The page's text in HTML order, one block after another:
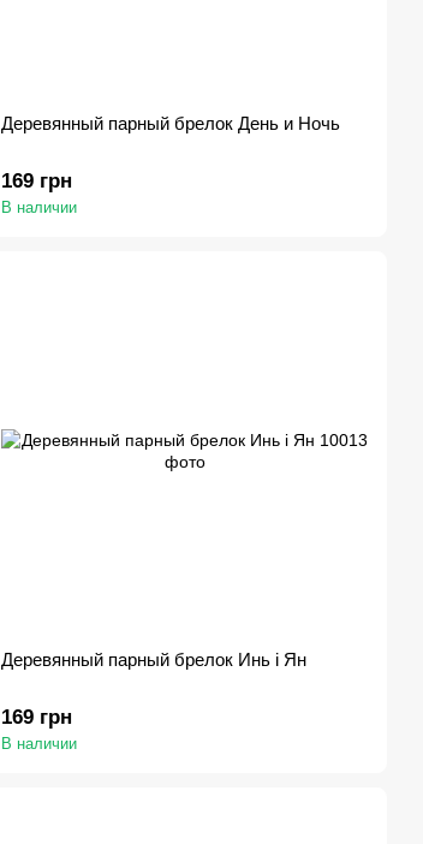
Деревянный парный брелок День и Ночь
169 грн
В наличии
Деревянный парный брелок Инь і Ян
169 грн
В наличии